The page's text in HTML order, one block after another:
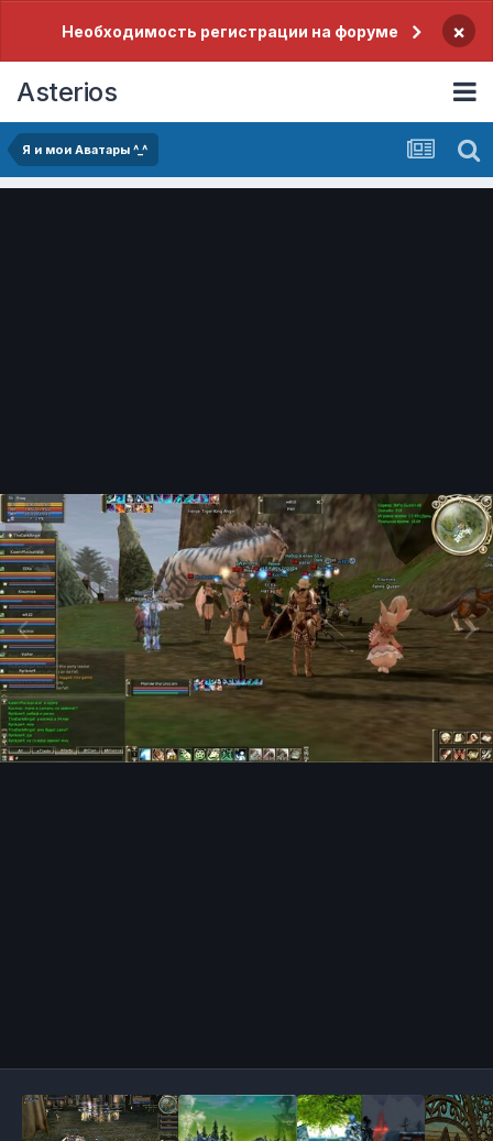
Необходимость регистрации на форуме ×
Asterios
Я и мои Аватары ^_^